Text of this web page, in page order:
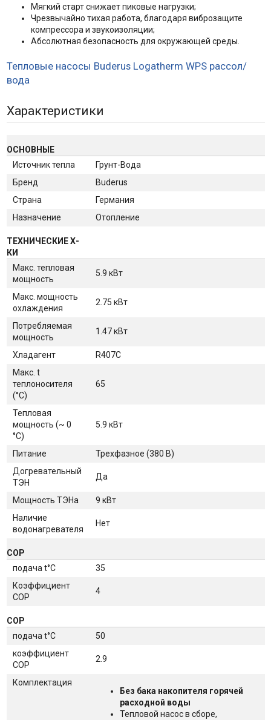
Мягкий старт снижает пиковые нагрузки;
Чрезвычайно тихая работа, благодаря виброзащите
компрессора и звукоизоляции;
Абсолютная безопасность для окружающей среды.
Тепловые насосы Buderus Logatherm WPS рассол/
вода
Характеристики
ОСНОВНЫЕ
Источник тепла
Грунт-Вода
Бренд
Buderus
Страна
Германия
Назначение
Отопление
ТЕХНИЧЕСКИЕ Х-
КИ
Макс. тепловая
мощность
5.9 кВт
Макс. мощность
охлаждения
2.75 кВт
Потребляемая
мощность
1.47 кВт
Хладагент
R407C
Макс. t
теплоносителя
(°C)
65
Тепловая
мощность (~ 0
°C)
5.9 кВт
Питание
Трехфазное (380 В)
Догревательный
ТЭН
Да
Мощность ТЭНа
9 кВт
Наличие
водонагревателя
Нет
СОР
подача t°C
35
Коэффициент
COP
4
СОР
подача t°C
50
коэффициент
COP
2.9
Комплектация
Без бака накопителя горячей
расходной воды
Тепловой насос в cборе,